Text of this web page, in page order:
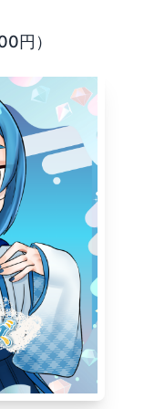
円）